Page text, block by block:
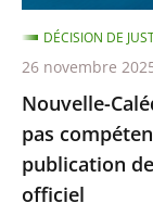
pour
se
prononcer
sur
la
publication
de
Nouvelle-
pas
publication
officiel
DÉCISION DE
26 novembre